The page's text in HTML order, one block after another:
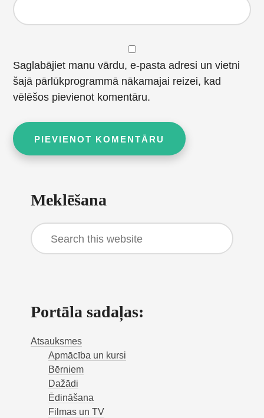
Saglabājiet manu vārdu, e-pasta adresi un vietni
šajā pārlūkprogrammā nākamajai reizei, kad
vēlēšos pievienot komentāru.
Sidebar
Meklēšana
Search
this
website
Portāla sadaļas:
Atsauksmes
Apmācība un kursi
Bērniem
Dažādi
Ēdināšana
Filmas un TV